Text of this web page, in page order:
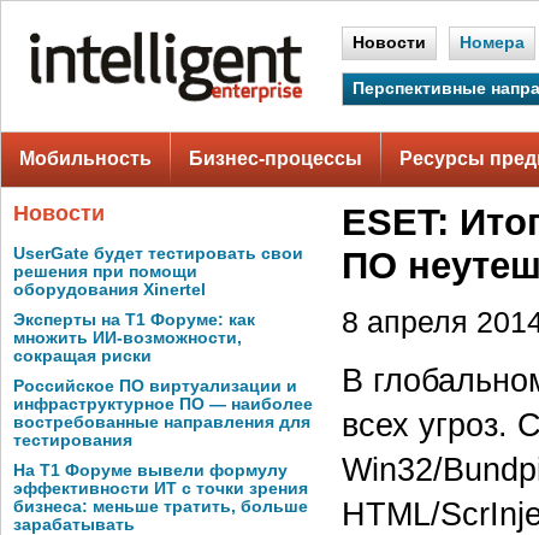
Новости Номера
Перспективные
Мобильность Бизнес-процессы Ресурсы
Новости
UserGate будет тестировать свои
решения при помощи
оборудования Xinertel
Эксперты на Т1 Форуме: как
множить ИИ-возможности,
сокращая риски
Российское ПО виртуализации и
инфраструктурное ПО — наиболее
востребованные направления для
тестирования
На Т1 Форуме вывели формулу
эффективности ИТ с точки зрения
бизнеса: меньше тратить, больше
зарабатывать
ESET:
ПО
8 апреля
В
всех угроз.
Win32/
HTML/